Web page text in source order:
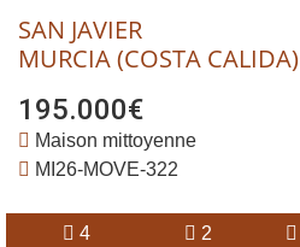
SAN JAVIER
MURCIA (COSTA CALIDA)
195.000€
Maison mittoyenne
MI26-MOVE-322
4 2